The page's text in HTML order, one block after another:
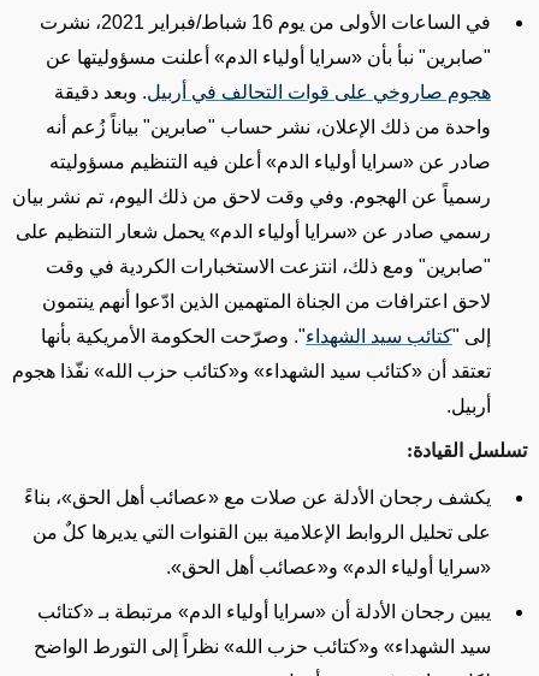
في الساعات الأولى من يوم 16 شباط/فبراير 2021، نشرت
"صابرين" نبأ بأن «سرايا أولياء الدم» أعلنت مسؤوليتها عن
هجوم صاروخي على قوات التحالف في أربيل. وبعد دقيقة
واحدة من ذلك الإعلان، نشر حساب "صابرين" بياناً زُعم أنه
صادر عن «سرايا أولياء الدم» أعلن فيه التنظيم مسؤوليته
رسمياً عن الهجوم. وفي وقت لاحق من ذلك اليوم، تم نشر بيان
رسمي صادر عن «سرايا أولياء الدم» يحمل شعار التنظيم على
"صابرين" ومع ذلك، انتزعت الاستخبارات الكردية في وقت
لاحق
اعترافات من الجناة المتهمين الذين ادّعوا أنهم ينتمون
إلى "كتائب سيد الشهداء". وصرّحت الحكومة الأمريكية بأنها
تعتقد أن «كتائب سيد الشهداء» و«كتائب حزب الله» نفّذا هجوم
أربيل.
تسلسل القيادة:
يكشف رجحان الأدلة عن صلات مع «عصائب أهل الحق»، بناءً
على تحليل الروابط الإعلامية بين القنوات التي يديرها كلٌ من
«سرايا أولياء الدم» و«عصائب أهل الحق»
.
يبين رجحان الأدلة أن «سرايا أولياء الدم» مرتبطة بـ «كتائب
سيد الشهداء» و«كتائب حزب الله» نظراً إلى التورط الواضح